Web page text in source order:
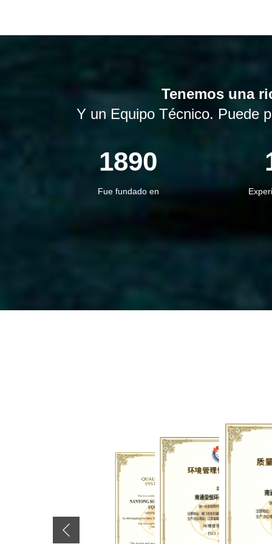
Tenemos una
Y un Equipo Técnico. Puede
1890
Fue fundado en